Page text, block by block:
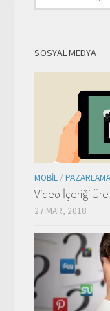
SOSYAL MEDYA
MOBIL / PAZARLAMA
Video İçeriği
27 MAR, 2018